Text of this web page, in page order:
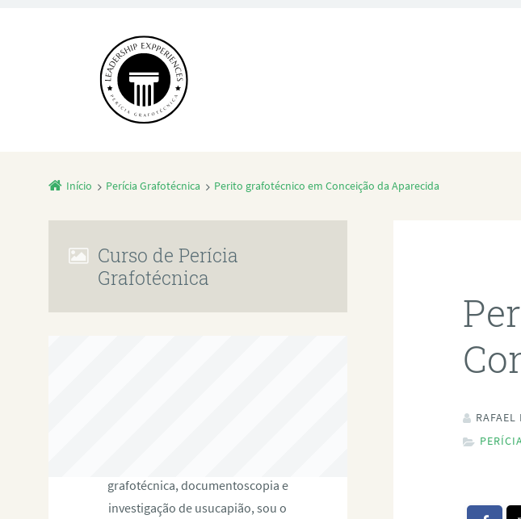
Início Perícia Grafotécnica Perito grafotécnico em Conceição da Aparecida
RAFAEL
Curso de Perícia
Grafotécnica
grafotécnica, documentoscopia e
investigação de usucapião, sou o